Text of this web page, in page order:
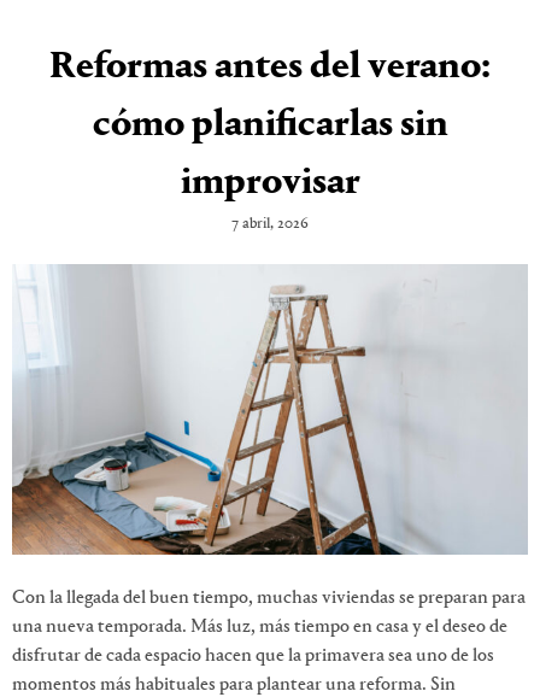
Reformas antes del verano:
cómo planificarlas sin
improvisar
7 abril, 2026
Con la llegada del buen tiempo, muchas viviendas se preparan para
una nueva temporada. Más luz, más tiempo en casa y el deseo de
disfrutar de cada espacio hacen que la primavera sea uno de los
momentos más habituales para plantear una reforma. Sin